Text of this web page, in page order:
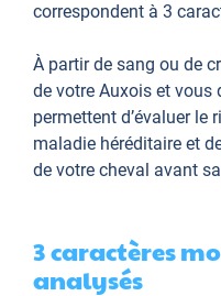
correspondent à 3
À partir de sang ou de
de votre Auxois et vous
permettent d’évaluer le
maladie héréditaire et
de votre cheval avant
3 caractères
analysés